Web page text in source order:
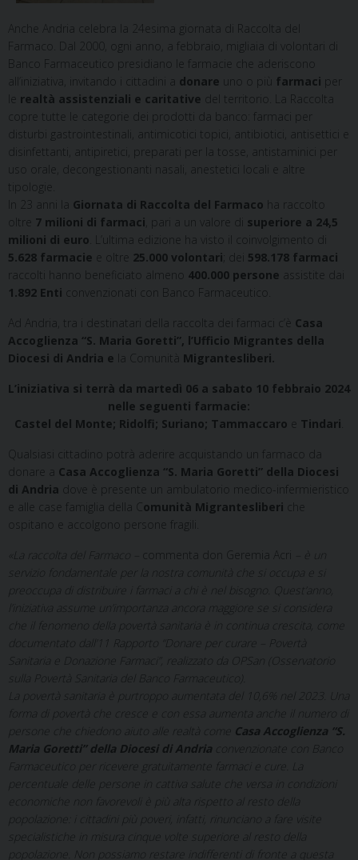
Anche Andria celebra la 24esima giornata di Raccolta del
Farmaco. Dal 2000, ogni anno, a febbraio, migliaia di volontari di
Banco Farmaceutico presidiano le farmacie che aderiscono
all’iniziativa, invitando i cittadini a donare uno o più farmaci per
realtà assistenziali e caritative del territorio. La Raccolta
copre tutte le categorie dei prodotti da banco: farmaci per
disturbi gastrointestinali, antimicotici topici, antibiotici, antisettici e
disinfettanti, antipiretici, preparati per la tosse, antistaminici per
uso orale, decongestionanti nasali, anestetici locali e altre
tipologie.
In 23 anni la Giornata di Raccolta del Farmaco ha raccolto
oltre 7 milioni di farmaci , pari a un valore di superiore a 24,5
milioni di euro . L’ultima edizione ha visto il coinvolgimento di
5.628 farmacie
e oltre 25.000 volontari ; dei 598.178 farmaci
raccolti hanno beneficiato almeno 400.000 persone assistite dai
1.892 Enti convenzionati con Banco Farmaceutico.
Ad Andria, tra i destinatari della raccolta dei farmaci c’è Casa
Accoglienza “S. Maria Goretti”, l’Ufficio Migrantes della
Diocesi di Andria e la Comunità Migrantesliberi.
L’iniziativa si terrà da martedì 06 a sabato 10 febbraio 2024
nelle seguenti farmacie:
Castel del Monte; Ridolfi; Suriano; Tammaccaro
Tindari
Qualsiasi cittadino potrà aderire acquistando un farmaco da
donare a Casa Accoglienza “S. Maria Goretti” della Diocesi
di Andria dove è presente un ambulatorio medico-infermieristico
e alle case famiglia della C omunità Migrantesliberi che
ospitano e accolgono persone fragili.
commenta don Geremia Acri
servizio fondamentale per la nostra comunità che si occupa e si
l’iniziativa assume un’importanza ancora maggiore se si considera
documentato dall’11 Rapporto “Donare per curare – Povertà
Sanitaria e Donazione Farmaci”, realizzato da OPSan (Osservatorio
La povertà sanitaria è purtroppo aumentata del 10,6% nel 2023. Una
Casa Accoglienza “S.
Maria Goretti” della Diocesi di Andria convenzionate con Banco
percentuale delle persone in cattiva salute che versa in condizioni
popolazione: i cittadini più poveri, infatti, rinunciano a fare visite
popolazione. Non possiamo restare indifferenti di fronte a questa